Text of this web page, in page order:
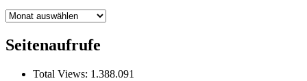
Archiv
Seitenaufrufe
Total Views: 1.388.091